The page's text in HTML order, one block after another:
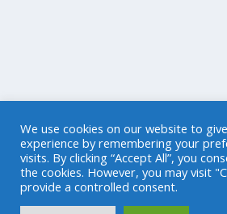
We use cookies on our website to
experience by remembering your
visits. By clicking “Accept All”, you
the cookies. However, you may visit
provide a controlled consent.